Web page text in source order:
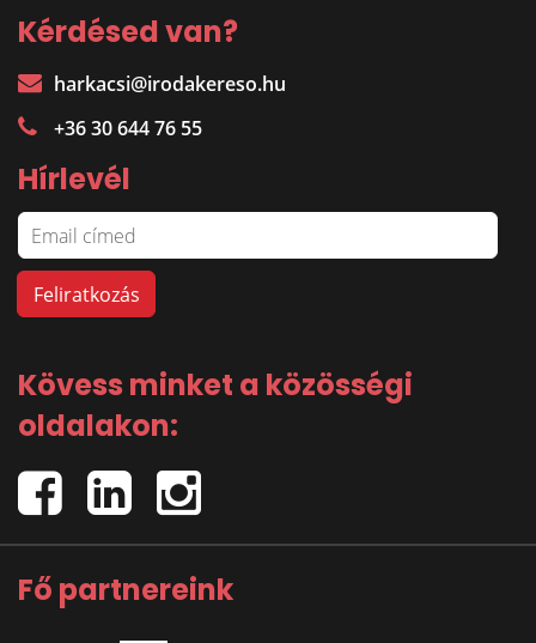
Kérdésed van?
harkacsi@irodakereso.hu
+36 30 644 76 55
Hírlevél
Kövess minket a közösségi
oldalakon:
Fő partnereink